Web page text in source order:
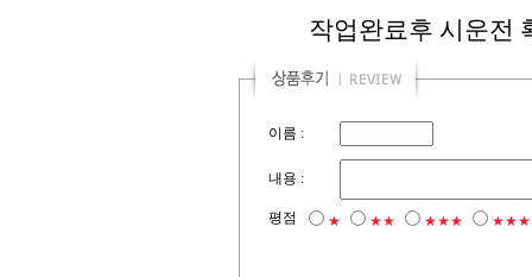
작업완료후 시운전
이름 :
내용 :
평점 ★ ★★ ★★★